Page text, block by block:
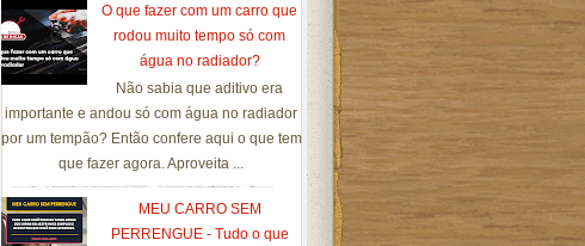
O que fazer com um carro que
rodou muito tempo só com
água no radiador?
Não sabia que aditivo era
importante e andou só com água no radiador
por um tempão? Então confere aqui o que tem
que fazer agora. Aproveita ...
MEU CARRO SEM
PERRENGUE - Tudo o que